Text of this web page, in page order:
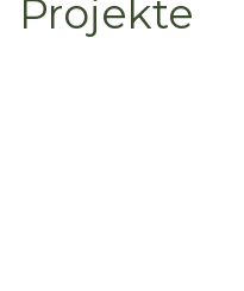
Projekte